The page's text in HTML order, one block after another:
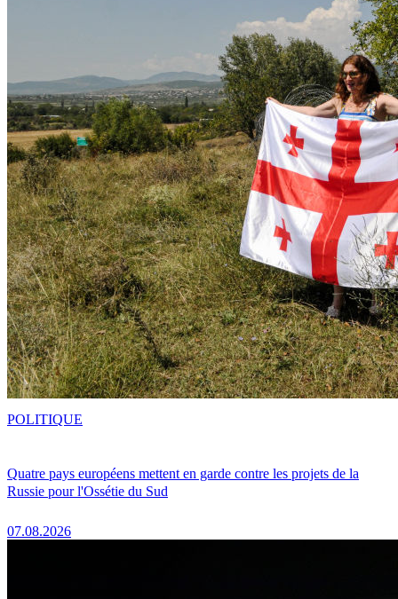
Quatre pays européens mettent en garde contre les projets de la
Russie pour l'Ossétie du Sud
07.08.2026
POLITIQUE